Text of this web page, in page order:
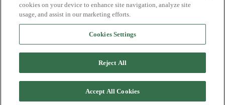
Nyhetsbrev
Ledige stillinger
Send inn manus
Agency
PersonvernerklæringerInformasjonskapsler
cookies on your device to enhance site navigation, analyze site
usage, and assist in our marketing efforts.
Cookies Settings
Reject All
Accept All Cookies